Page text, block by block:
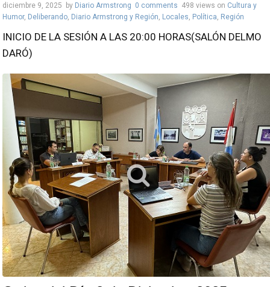
diciembre 9, 2025 by Diario Armstrong 0 comments 498 views on Cultura y
Humor, Deliberando Diario Armstrong y Región Locales Política Región
INICIO DE LA SESIÓN A LAS 20:00 HORAS(SALÓN DELMO
DARÓ)